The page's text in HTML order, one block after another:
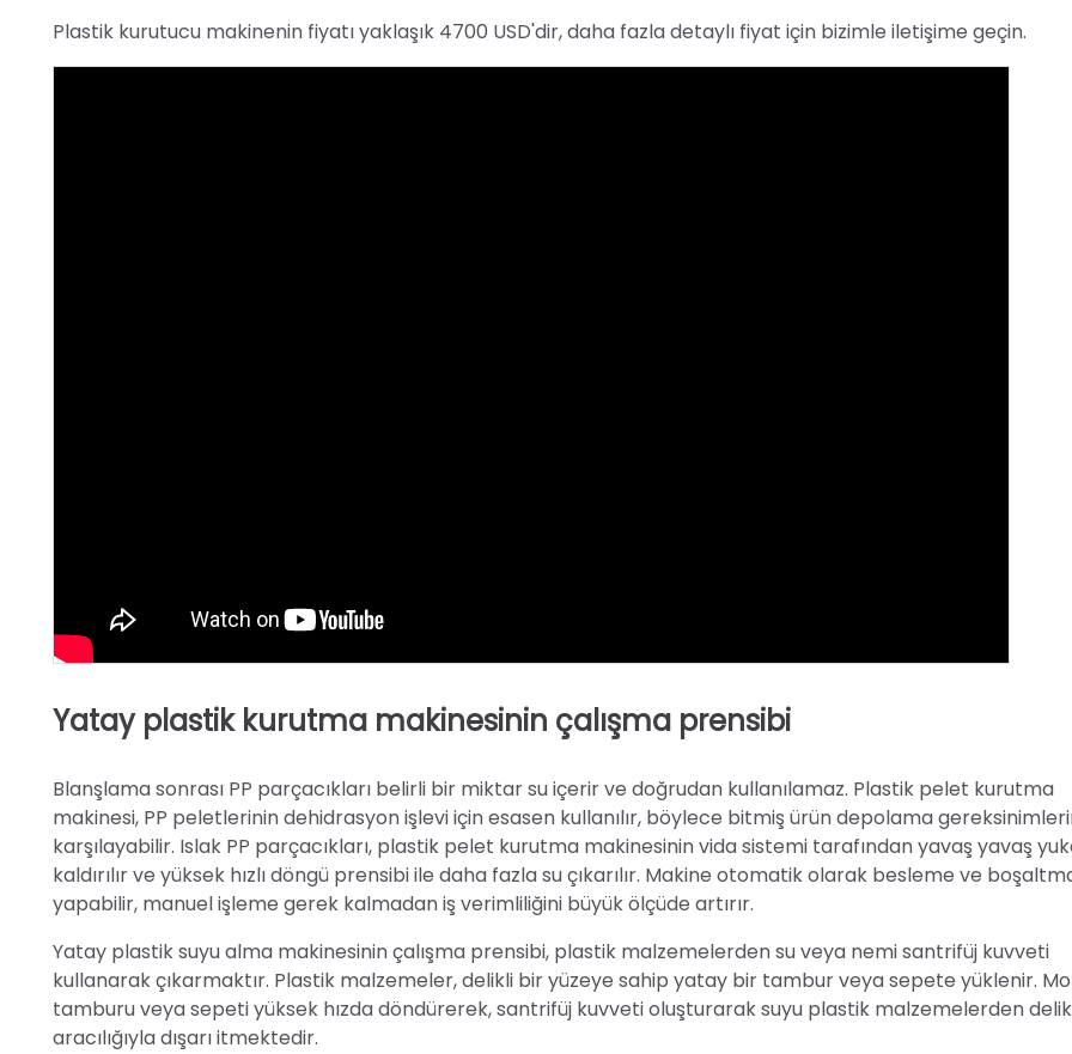
Plastik kurutucu makinenin fiyatı yaklaşık 4700 USD'dir, daha fazla detaylı fiyat için bizimle iletişime geçin.
Yatay plastik kurutma makinesinin çalışma prensibi
Blanşlama sonrası PP parçacıkları belirli bir miktar su içerir ve doğrudan kullanılamaz. Plastik pelet kurutma
makinesi, PP peletlerinin dehidrasyon işlevi için esasen kullanılır, böylece bitmiş ürün depolama
karşılayabilir. Islak PP parçacıkları, plastik pelet kurutma makinesinin vida sistemi tarafından yavaş yavaş
kaldırılır ve yüksek hızlı döngü prensibi ile daha fazla su çıkarılır. Makine otomatik olarak besleme ve
yapabilir, manuel işleme gerek kalmadan iş verimliliğini büyük ölçüde artırır.
Yatay plastik suyu alma makinesinin çalışma prensibi, plastik malzemelerden su veya nemi santrifüj kuvveti
kullanarak çıkarmaktır. Plastik malzemeler, delikli bir yüzeye sahip yatay bir tambur veya sepete yüklenir.
tamburu veya sepeti yüksek hızda döndürerek, santrifüj kuvveti oluşturarak suyu plastik malzemelerden
aracılığıyla dışarı itmektedir.